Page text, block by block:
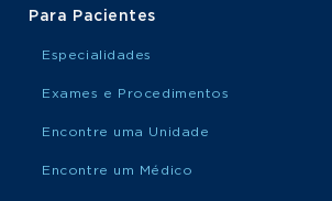
Para Pacientes
Especialidades
Exames e Procedimentos
Encontre uma Unidade
Encontre um Médico